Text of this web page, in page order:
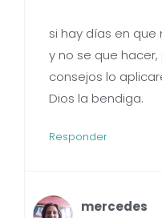
si hay días en
y no se que
consejos lo
Dios la bendiga.
Responder
mercedes